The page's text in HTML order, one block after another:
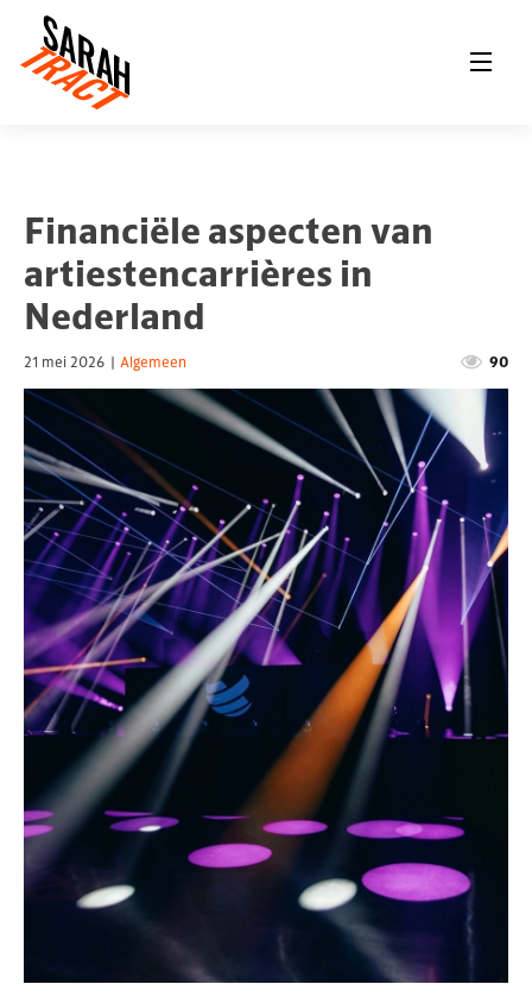
Financiële aspecten van
artiestencarrières in
Nederland
21 mei 2026 | Algemeen 90